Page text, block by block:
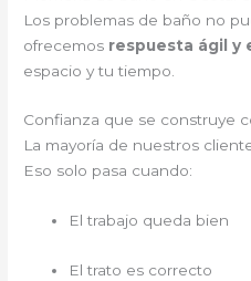
Los problemas de baño no
ofrecemos respuesta ágil y
espacio y tu tiempo.
Confianza que se construye
La mayoría de nuestros
Eso solo pasa cuando:
El trabajo queda bien
El trato es correcto